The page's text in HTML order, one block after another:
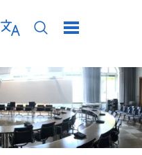
Sprache wählen
Seiten-Suche
Menü schließen